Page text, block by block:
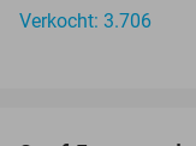
Verkocht: 3.706